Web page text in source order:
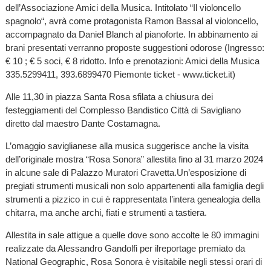
dell’Associazione Amici della Musica. Intitolato “Il violoncello
spagnolo“, avrà come protagonista Ramon Bassal al violoncello,
accompagnato da Daniel Blanch al pianoforte. In abbinamento ai
brani presentati verranno proposte suggestioni odorose (Ingresso:
€ 10 ; € 5 soci, € 8 ridotto. Info e prenotazioni: Amici della Musica
335.5299411, 393.6899470 Piemonte ticket - www.ticket.it)
Alle 11,30 in piazza Santa Rosa sfilata a chiusura dei
festeggiamenti del Complesso Bandistico Città di Savigliano
diretto dal maestro Dante Costamagna.
L’omaggio saviglianese alla musica suggerisce anche la visita
dell’originale mostra “Rosa Sonora” allestita fino al 31 marzo 2024
in alcune sale di Palazzo Muratori Cravetta.Un’esposizione di
pregiati strumenti musicali non solo appartenenti alla famiglia degli
strumenti a pizzico in cui è rappresentata l’intera genealogia della
chitarra, ma anche archi, fiati e strumenti a tastiera.
Allestita in sale attigue a quelle dove sono accolte le 80 immagini
realizzate da Alessandro Gandolfi per ilreportage premiato da
National Geographic, Rosa Sonora è visitabile negli stessi orari di